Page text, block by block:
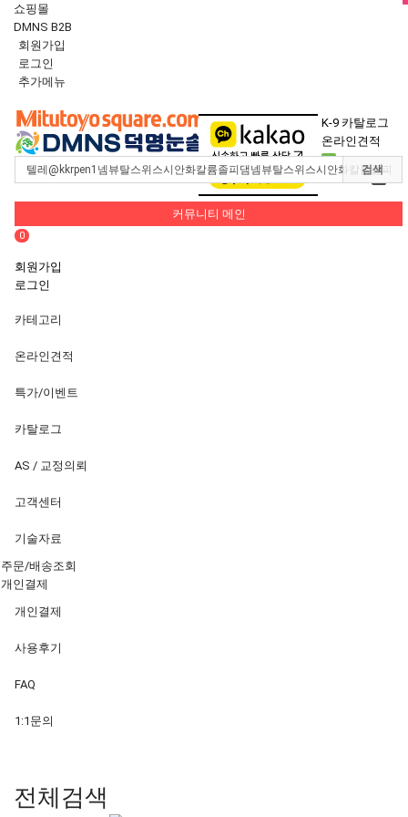
쇼핑몰
DMNS B2B
회원가입
로그인
추가메뉴
navigation
K-9 카탈로그
온라인견적
0
장바구니 0
검색
커뮤니티 메인
0
회원가입
로그인
카테고리
온라인견적
특가/이벤트
카탈로그
AS / 교정의뢰
고객센터
기술자료
주문/배송조회
개인결제
개인결제
사용후기
FAQ
1:1문의
전체검색